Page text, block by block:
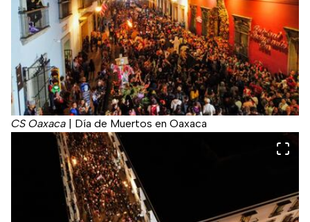
CS Oaxaca Día de Muertos en Oaxaca